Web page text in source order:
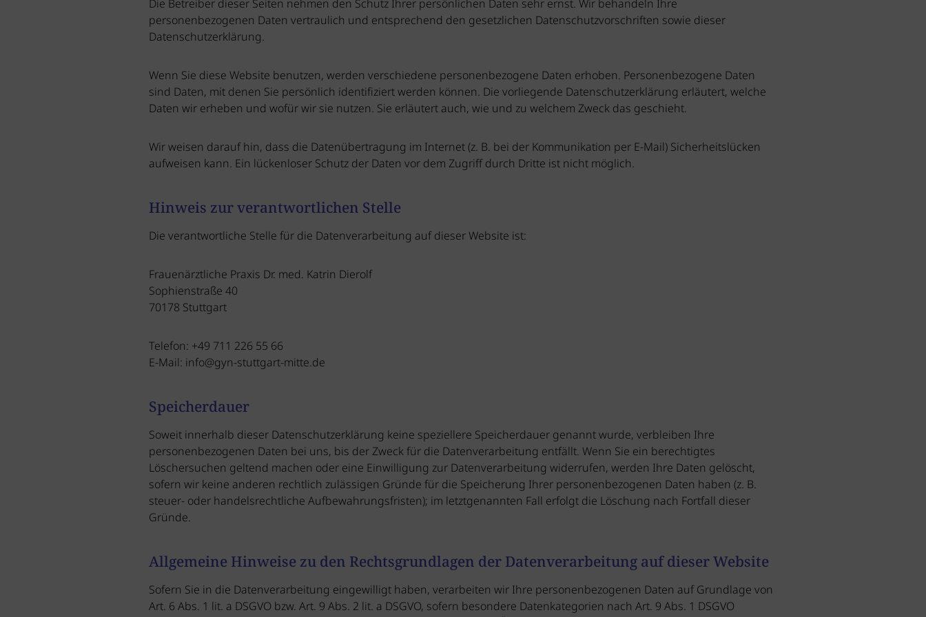
Die Betreiber dieser Seiten nehmen den Schutz Ihrer persönlichen Daten sehr ernst. Wir behandeln Ihre
personenbezogenen Daten vertraulich und entsprechend den gesetzlichen Datenschutzvorschriften sowie dieser
Datenschutzerklärung.
Wenn Sie diese Website benutzen, werden verschiedene personenbezogene Daten erhoben. Personenbezogene Daten
sind Daten, mit denen Sie persönlich identifiziert werden können. Die vorliegende Datenschutzerklärung erläutert, welche
Daten wir erheben und wofür wir sie nutzen. Sie erläutert auch, wie und zu welchem Zweck das geschieht.
Wir weisen darauf hin, dass die Datenübertragung im Internet (z. B. bei der Kommunikation per E-Mail) Sicherheitslücken
aufweisen kann. Ein lückenloser Schutz der Daten vor dem Zugriff durch Dritte ist nicht möglich.
Hinweis zur verantwortlichen Stelle
Die verantwortliche Stelle für die Datenverarbeitung auf dieser Website ist:
Frauenärztliche Praxis Dr. med. Katrin Dierolf
Sophienstraße 40
70178 Stuttgart
Telefon: +49 711 226 55 66
E-Mail: info@gyn-stuttgart-mitte.de
Speicherdauer
Soweit innerhalb dieser Datenschutzerklärung keine speziellere Speicherdauer genannt wurde, verbleiben Ihre
personenbezogenen Daten bei uns, bis der Zweck für die Datenverarbeitung entfällt. Wenn Sie ein berechtigtes
Löschersuchen geltend machen oder eine Einwilligung zur Datenverarbeitung widerrufen, werden Ihre Daten gelöscht,
sofern wir keine anderen rechtlich zulässigen Gründe für die Speicherung Ihrer personenbezogenen Daten haben (z. B.
steuer- oder handelsrechtliche Aufbewahrungsfristen); im letztgenannten Fall erfolgt die Löschung nach Fortfall dieser
Gründe.
Allgemeine Hinweise zu den Rechtsgrundlagen der Datenverarbeitung auf dieser Website
Sofern Sie in die Datenverarbeitung eingewilligt haben, verarbeiten wir Ihre personenbezogenen Daten auf Grundlage von
Art. 6 Abs. 1 lit. a DSGVO bzw. Art. 9 Abs. 2 lit. a DSGVO, sofern besondere Datenkategorien nach Art. 9 Abs. 1 DSGVO